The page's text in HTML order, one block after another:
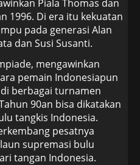
Piala Thomas dan
1996. Di era itu kekuatan
pada generasi Alan
dan Susi Susanti.
mengawinkan
pemain Indonesiapun
berbagai turnamen
90an bisa dikatakan
tangkis Indonesia.
pesatnya
supremasi bulu
tangan Indonesia.